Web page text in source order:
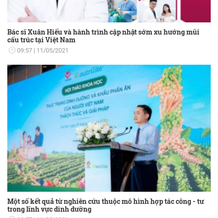
Bác sĩ Xuân Hiếu và hành trình cập nhật sớm xu hướng mũi
cấu trúc tại Việt Nam
09:57 11/05/2021
Một số kết quả từ nghiên cứu thuộc mô hình hợp tác công - tư
trong lĩnh vực dinh dưỡng